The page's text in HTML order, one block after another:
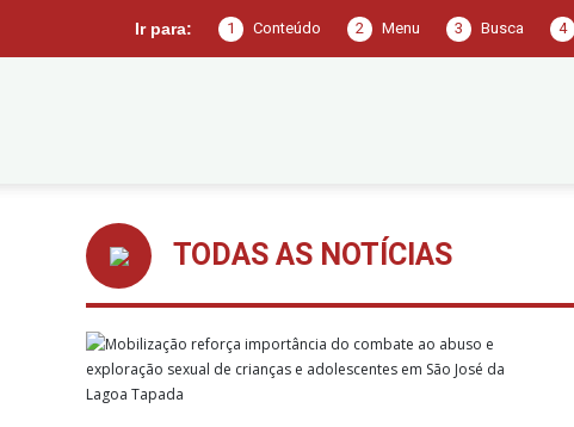
Ir para: 1 Conteúdo 2 Menu 3 Busca 4
de
São
TODAS AS NOTÍCIAS